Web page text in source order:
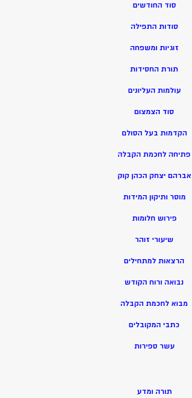
סוד החודשים
סודות התפילה
זוגיות ומשפחה
תורת החסידות
עולמות העליונים
סוד הצמצום
הקדמות בעל הסולם
פתיחה לחכמת הקבלה
אברהם יצחק הכהן קוק
מוסר ותיקון המידות
פירוש חלומות
שיעורי זוהר
הרצאות למתחילים
נבואה ורוח הקודש
מבוא לחכמת הקבלה
כתבי המקובלים
עשר ספירות
תורה ומדע